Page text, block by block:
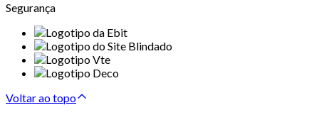
Segurança
Voltar ao topo